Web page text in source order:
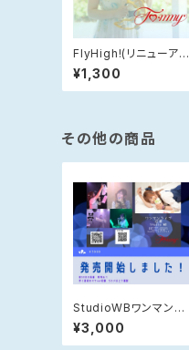
FlyHigh!(リニューアル
ver.)
¥1,300
その他の商品
StudioWBワンマンラ
イブDVD
¥3,000